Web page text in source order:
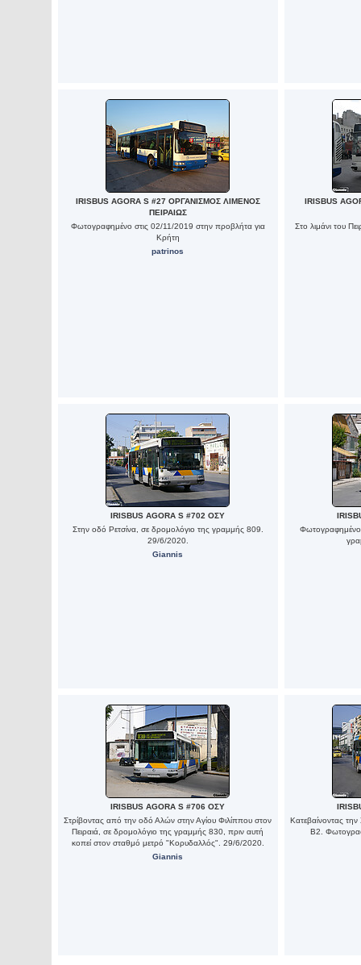
IRISBUS AGORA S #27 ΟΡΓΑΝΙΣΜΟΣ ΛΙΜΕΝΟΣ
ΠΕΙΡΑΙΩΣ
Φωτογραφημένο στις 02/11/2019 στην προβλήτα για
Κρήτη
patrinos
IRISBUS
Στο λιμάνι του
IRISBUS AGORA S #702 ΟΣΥ
Στην οδό Ρετσίνα, σε δρομολόγιο της γραμμής 809.
29/6/2020.
Giannis
Φωτογραφημένο
IRISBUS AGORA S #706 ΟΣΥ
Στρίβοντας από την οδό Αλών στην Αγίου Φιλίππου στον
Πειραιά, σε δρομολόγιο της γραμμής 830, πριν αυτή
κοπεί στον σταθμό μετρό "Κορυδαλλός". 29/6/2020.
Giannis
Κατεβαίνοντας
Β2.